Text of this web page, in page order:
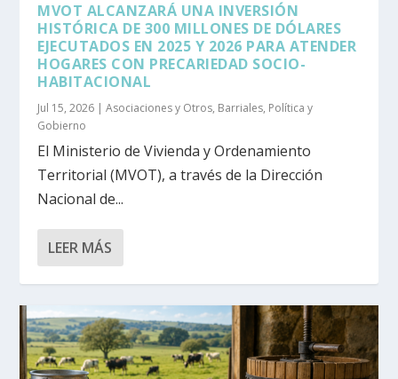
MVOT ALCANZARÁ UNA INVERSIÓN
HISTÓRICA DE 300 MILLONES DE DÓLARES
EJECUTADOS EN 2025 Y 2026 PARA ATENDER
HOGARES CON PRECARIEDAD SOCIO-
HABITACIONAL
Jul 15, 2026 |Asociaciones y Otros, Barriales, Política y
Gobierno
El Ministerio de Vivienda y Ordenamiento
Territorial (MVOT), a través de la Dirección
Nacional de...
LEER MÁS